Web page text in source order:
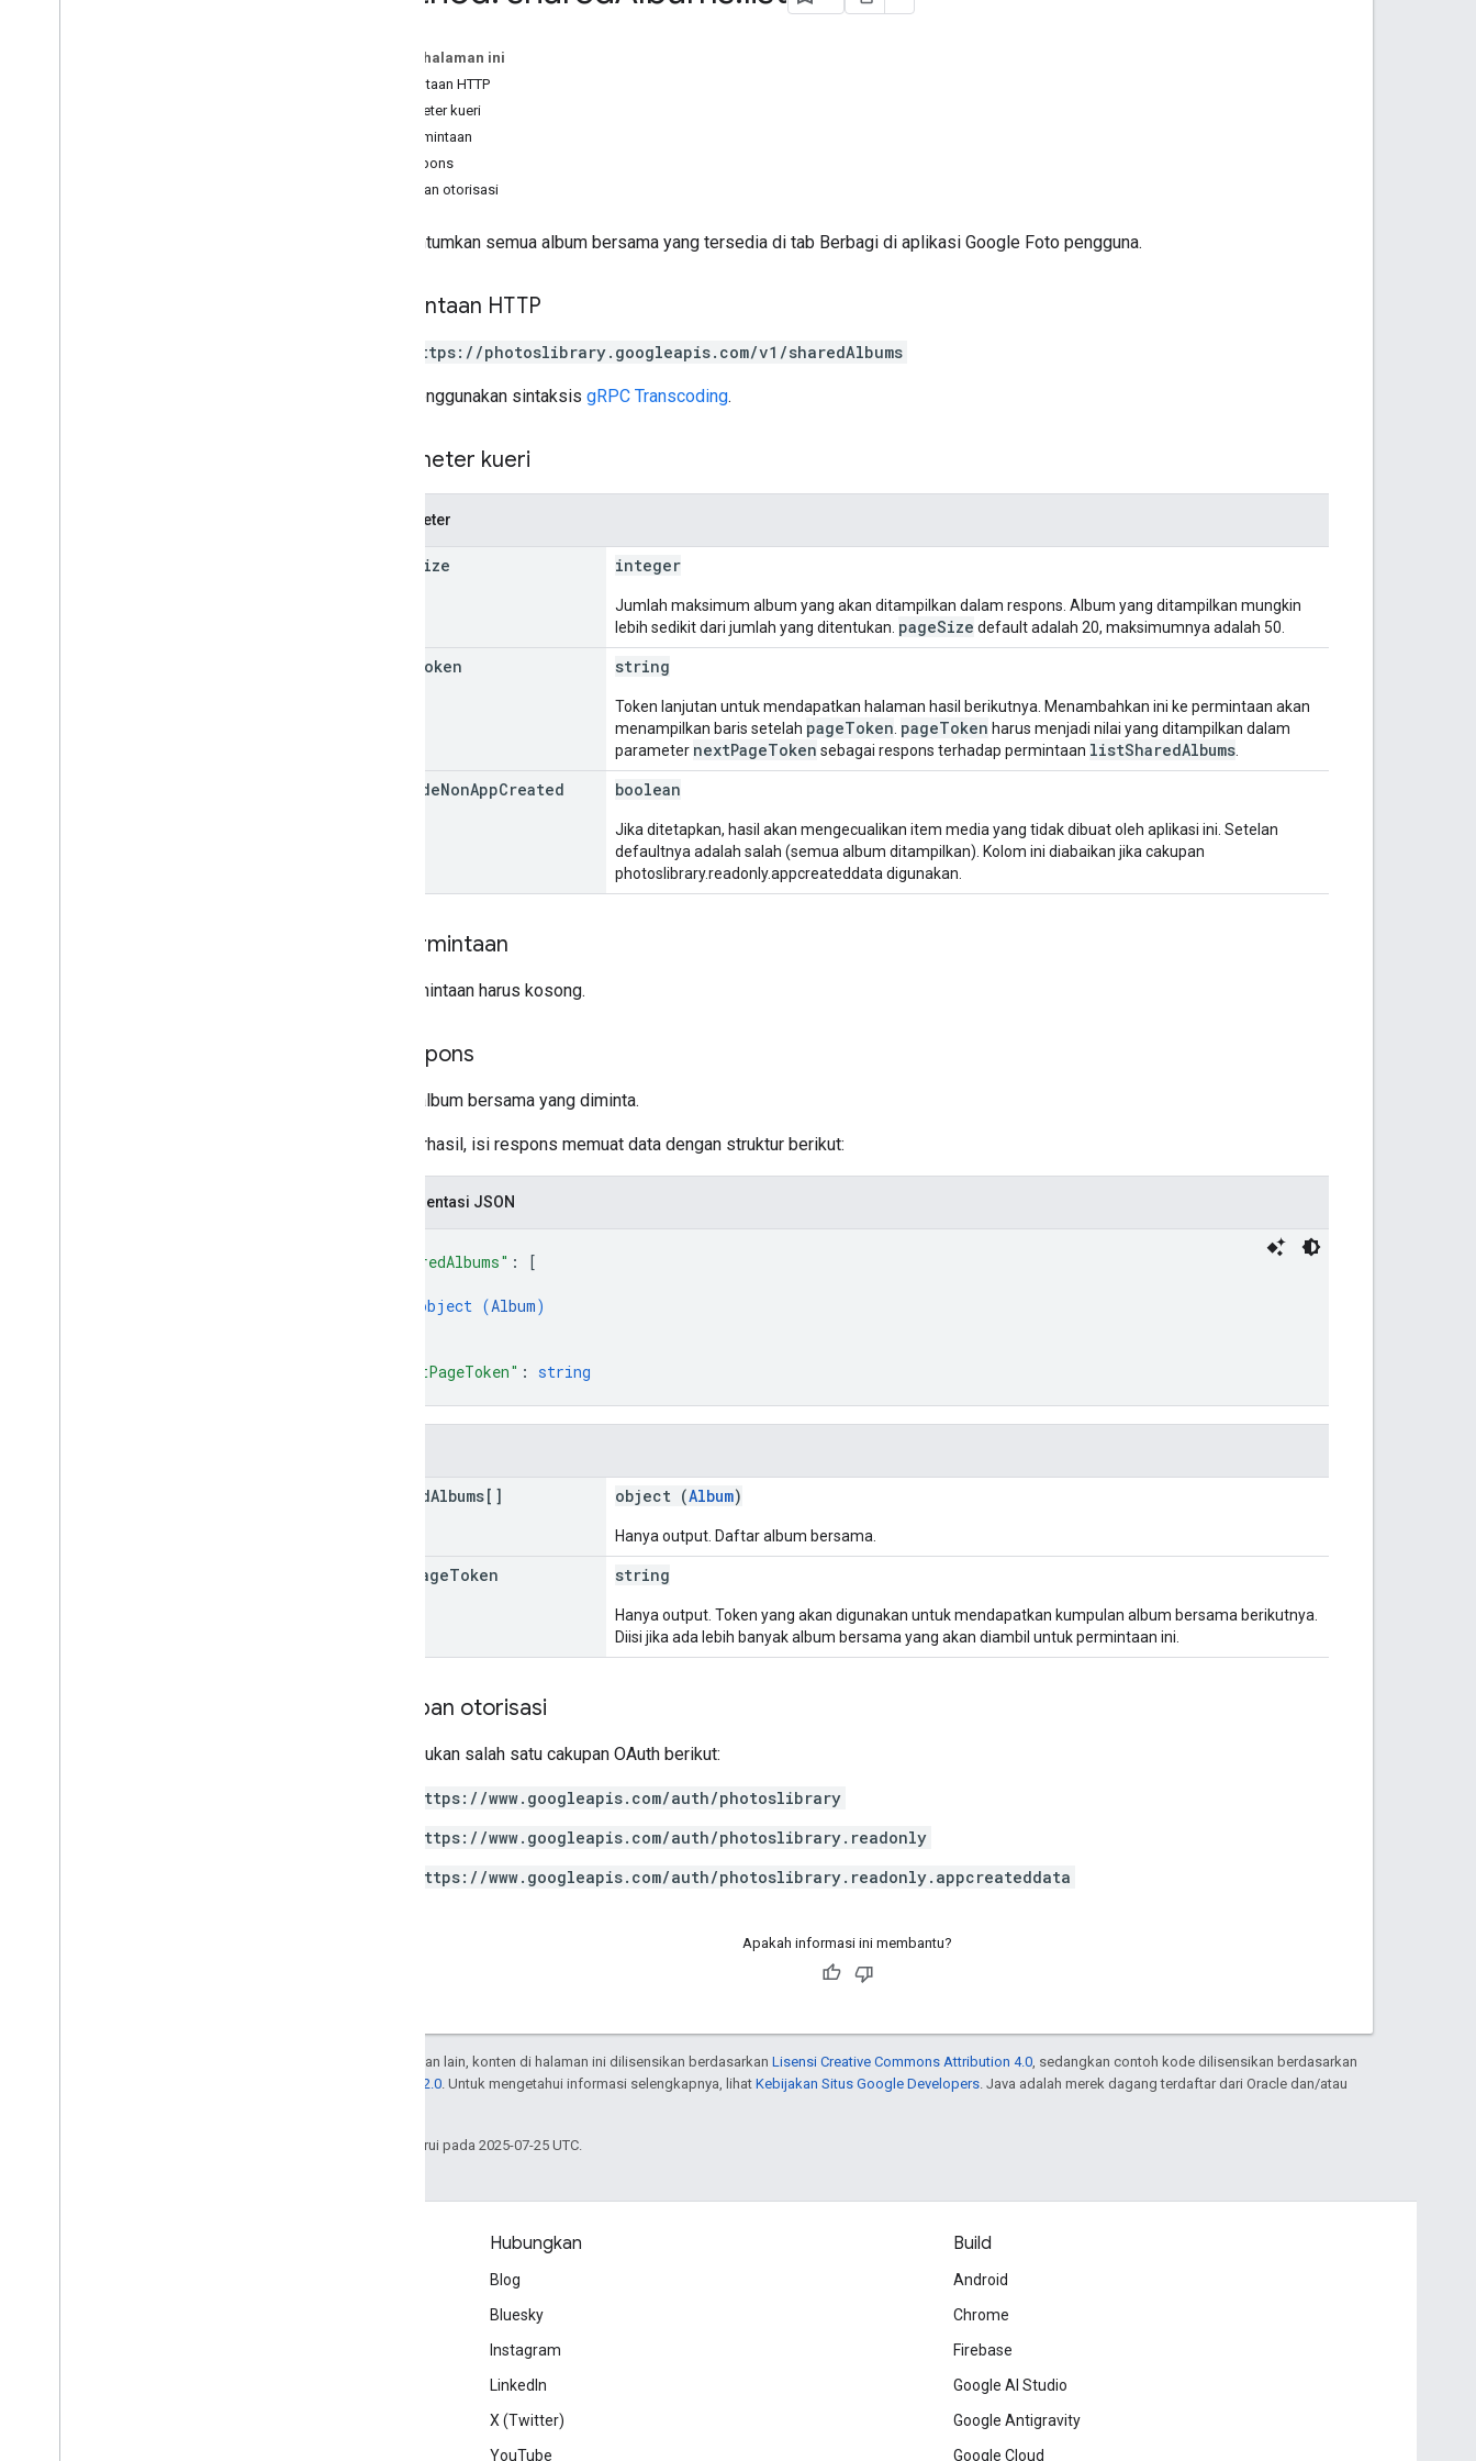
Pada halaman ini
Permintaan HTTP
Parameter kueri
Isi permintaan
Isi respons
Cakupan otorisasi
Mencantumkan semua album bersama yang tersedia di tab Berbagi di aplikasi Google Foto pengguna.
Permintaan HTTP
GET https://photoslibrary.googleapis.com/v1/sharedAlbums
URL menggunakan sintaksis gRPC Transcoding.
Parameter kueri
Parameter
Size integer
Jumlah maksimum album yang akan ditampilkan dalam respons. Album yang ditampilkan mungkin
lebih sedikit dari jumlah yang ditentukan. pageSize default adalah 20, maksimumnya adalah 50.
Token string
Token lanjutan untuk mendapatkan halaman hasil berikutnya. Menambahkan ini ke permintaan akan
menampilkan baris setelah pageToken pageToken harus menjadi nilai yang ditampilkan dalam
parameter nextPageToken sebagai respons terhadap permintaan listSharedAlbums
excludeNonAppCreated
boolean
Jika ditetapkan, hasil akan mengecualikan item media yang tidak dibuat oleh aplikasi ini. Setelan
defaultnya adalah salah (semua album ditampilkan). Kolom ini diabaikan jika cakupan
photoslibrary.readonly.appcreateddata digunakan.
Isi permintaan
Isi permintaan harus kosong.
Isi respons
Daftar album bersama yang diminta.
Jika berhasil, isi respons memuat data dengan struktur berikut:
Representasi JSON
"sharedAlbums" :
[
object (Album)
"nextPageToken" : string
sharedAlbums[] object (Album)
Hanya output. Daftar album bersama.
PageToken string
Hanya output. Token yang akan digunakan untuk mendapatkan kumpulan album bersama berikutnya.
Diisi jika ada lebih banyak album bersama yang akan diambil untuk permintaan ini.
Cakupan otorisasi
Memerlukan salah satu cakupan OAuth berikut:
https://www.googleapis.com/auth/photoslibrary
https://www.googleapis.com/auth/photoslibrary.readonly
https://www.googleapis.com/auth/photoslibrary.readonly.appcreateddata
Apakah informasi ini membantu?
Kecuali dinyatakan lain, konten di halaman ini dilisensikan berdasarkan Lisensi Creative Commons Attribution 4.0 , sedangkan contoh kode dilisensikan berdasarkan
Lisensi Apache 2.0 . Untuk mengetahui informasi selengkapnya, lihat Kebijakan Situs Google Developers . Java adalah merek dagang terdaftar dari Oracle dan/atau
Terakhir diperbarui pada 2025-07-25 UTC.
Hubungkan
Blog
Bluesky
Instagram
LinkedIn
X (Twitter)
YouTube
Build
Android
Chrome
Firebase
Google AI Studio
Google Antigravity
Google Cloud